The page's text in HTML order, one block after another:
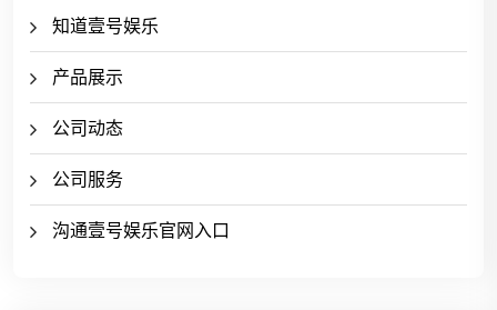
知道壹号娱乐
产品展示
公司动态
公司服务
沟通壹号娱乐官网入口